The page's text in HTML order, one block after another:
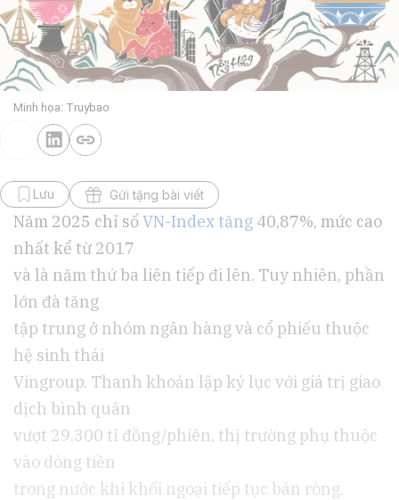
Minh họa: Truybao
Lưu Gửi tặng bài viết
Năm 2025 chỉ sốVN-Index tăng 40,87%, mức cao
nhất kể từ 2017
và là năm thứ ba liên tiếp đi lên. Tuy nhiên, phần
lớn đà tăng
tập trung ở nhóm ngân hàng và cổ phiếu thuộc
hệ sinh thái
Vingroup. Thanh khoản lập kỷ lục với giá trị giao
dịch bình quân
vượt 29.300 tỉ đồng/phiên, thị trường phụ thuộc
vào dòng tiền
trong nước khi khối ngoại tiếp tục bán ròng.